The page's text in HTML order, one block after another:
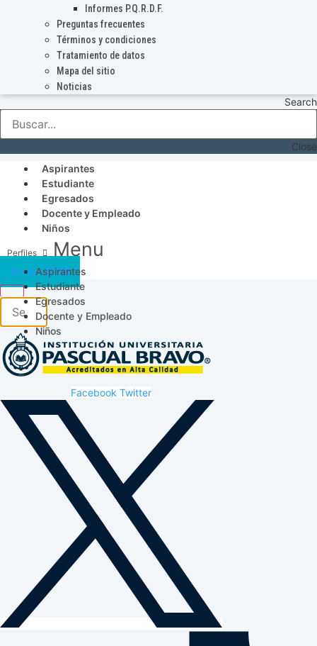
Informes P.Q.R.D.F.
Preguntas frecuentes
Términos y condiciones
Tratamiento de datos
Mapa del sitio
Noticias
Search
Close
Aspirantes
Estudiante
Egresados
Docente y Empleado
Niños
Menu
Aspirantes
Estudiante
Egresados
Docente y Empleado
Niños
Acceso SICAU
Facebook Twitter